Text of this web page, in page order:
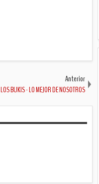
Anterior
LOS BUKIS - LO MEJOR DE NOSOTROS